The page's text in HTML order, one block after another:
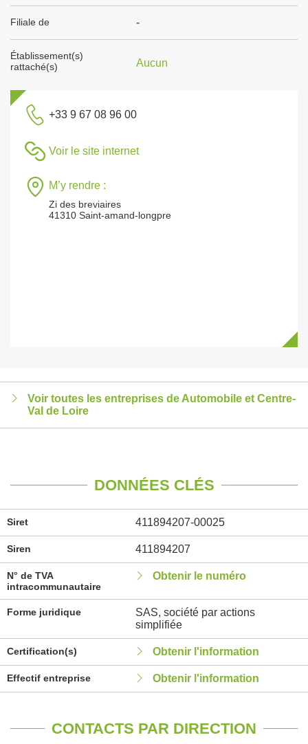
Filiale de -
Établissement(s)
rattaché(s)
Aucun
+33 9 67 08 96 00
Voir le site internet
M’y rendre :
Zi des breviaires
41310 Saint-amand-longpre
Voir toutes les entreprises de Automobile et Centre-
Val de Loire
DONNÉES CLÉS
Siret 411894207-00025
Siren 411894207
N° de TVA
intracommunautaire
Obtenir le numéro
Forme juridique
SAS, société par actions
simplifiée
Certification(s) Obtenir l'information
Effectif entreprise Obtenir l'information
CONTACTS PAR DIRECTION